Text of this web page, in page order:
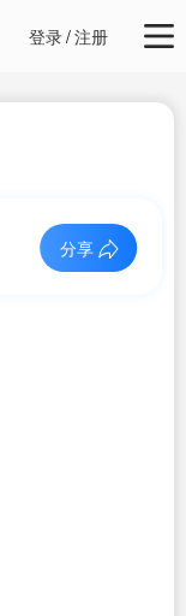
登录/注册
分享